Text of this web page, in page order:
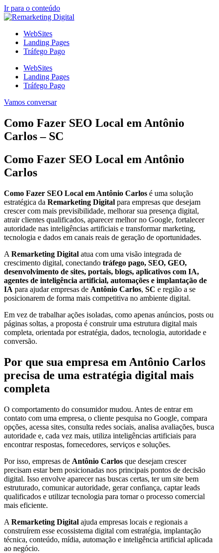
Ir para o conteúdo
WebSites
Landing Pages
Tráfego Pago
WebSites
Landing Pages
Tráfego Pago
Vamos conversar
Como Fazer SEO Local em Antônio
Carlos – SC
Como Fazer SEO Local em Antônio
Carlos
Como Fazer SEO Local em Antônio Carlos é uma solução
estratégica da Remarketing Digital para empresas que desejam
crescer com mais previsibilidade, melhorar sua presença digital,
atrair clientes qualificados, aparecer melhor no Google, fortalecer
autoridade nas inteligências artificiais e transformar marketing,
tecnologia e dados em canais reais de geração de oportunidades.
A Remarketing Digital atua com uma visão integrada de
crescimento digital, conectando tráfego pago, SEO, GEO,
desenvolvimento de sites, portais, blogs, aplicativos com IA,
agentes de inteligência artificial, automações e implantação de
IA para ajudar empresas de Antônio Carlos, SC e região a se
posicionarem de forma mais competitiva no ambiente digital.
Em vez de trabalhar ações isoladas, como apenas anúncios, posts ou
páginas soltas, a proposta é construir uma estrutura digital mais
completa, orientada por estratégia, dados, tecnologia, autoridade e
conversão.
Por que sua empresa em Antônio Carlos
precisa de uma estratégia digital mais
completa
O comportamento do consumidor mudou. Antes de entrar em
contato com uma empresa, o cliente pesquisa no Google, compara
opções, acessa sites, consulta redes sociais, analisa avaliações, busca
autoridade e, cada vez mais, utiliza inteligências artificiais para
encontrar respostas, fornecedores, serviços e soluções.
Por isso, empresas de Antônio Carlos que desejam crescer
precisam estar bem posicionadas nos principais pontos de decisão
digital. Isso envolve aparecer nas buscas certas, ter um site bem
estruturado, comunicar autoridade, gerar confiança, captar leads
qualificados e utilizar tecnologia para tornar o processo comercial
mais eficiente.
A Remarketing Digital ajuda empresas locais e regionais a
construírem esse ecossistema digital com estratégia, implantação
técnica, conteúdo, mídia, automação e inteligência artificial aplicada
ao negócio.